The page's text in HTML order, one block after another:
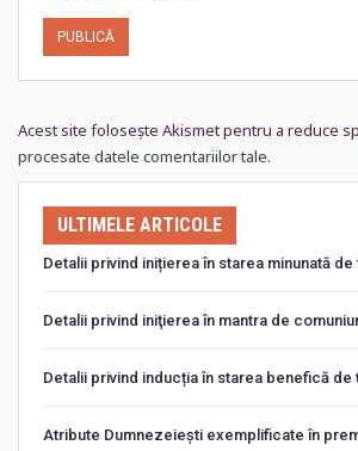
Acest site folosește Akismet pentru a reduce
procesate datele comentariilor tale.
ULTIMELE ARTICOLE
Detalii privind inițierea în starea minunată de
Detalii privind iniţierea în mantra de
Detalii privind inducția în starea benefică de
Atribute Dumnezeiești exemplificate în